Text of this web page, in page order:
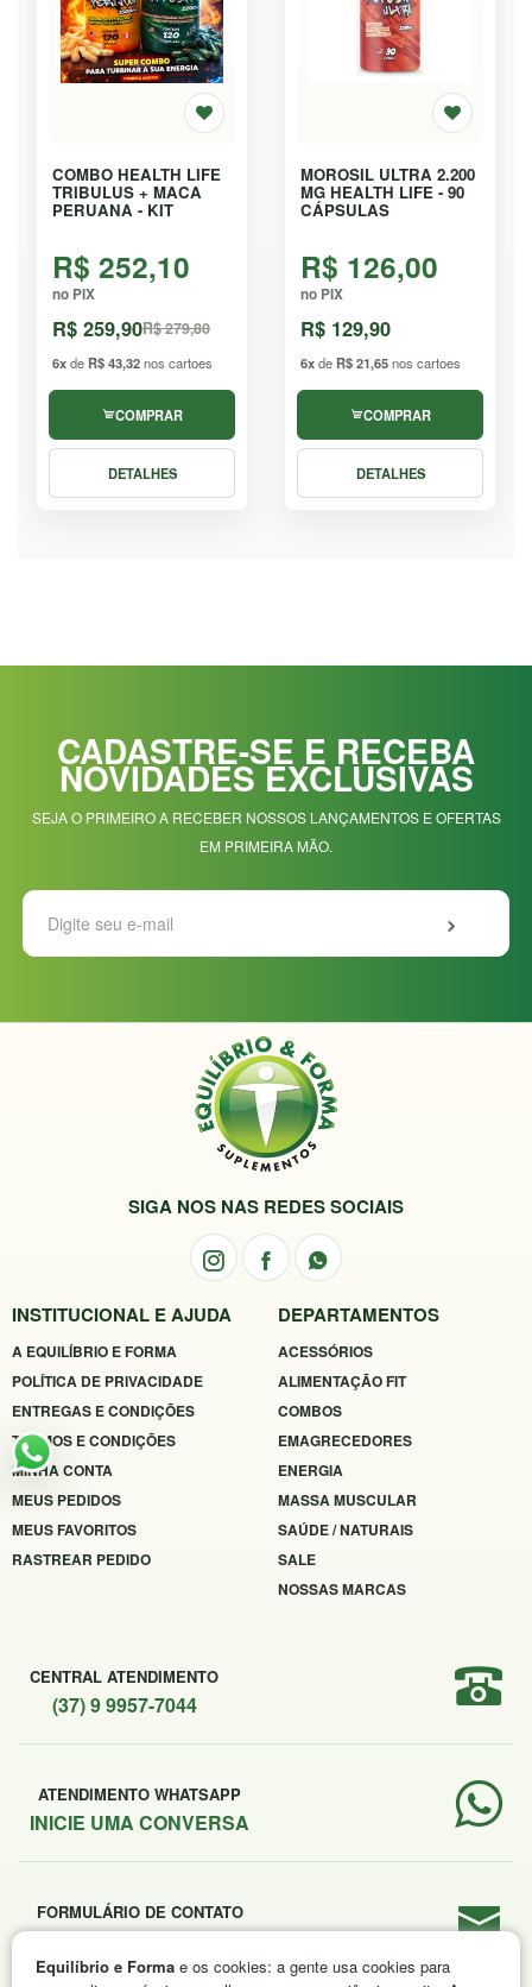
COMBO HEALTH LIFE
TRIBULUS + MACA
PERUANA - KIT
R$ 252,10
no PIX
R$ 259,90R$ 279,80
6xde R$ 43,32nos cartoes
COMPRAR
DETALHES
MOROSIL ULTRA 2.200
MG HEALTH LIFE - 90
CÁPSULAS
R$ 126,00
no PIX
R$ 129,90
6xde R$ 21,65nos cartoes
COMPRAR
DETALHES
CADASTRE-SE E RECEBA
NOVIDADES EXCLUSIVAS
SEJA O PRIMEIRO A RECEBER NOSSOS LANÇAMENTOS E OFERTAS
EM PRIMEIRA MÃO.
SIGA NOS NAS REDES SOCIAIS
INSTITUCIONAL E AJUDA
A EQUILÍBRIO E FORMA
POLÍTICA DE PRIVACIDADE
ENTREGAS E CONDIÇÕES
TERMOS E CONDIÇÕES
MINHA CONTA
MEUS PEDIDOS
MEUS FAVORITOS
RASTREAR PEDIDO
DEPARTAMENTOS
ACESSÓRIOS
ALIMENTAÇÃO FIT
COMBOS
EMAGRECEDORES
ENERGIA
MASSA MUSCULAR
SAÚDE / NATURAIS
SALE
NOSSAS MARCAS
CENTRAL ATENDIMENTO
(37) 9 9957-7044
ATENDIMENTO WHATSAPP
INICIE UMA CONVERSA
FORMULÁRIO DE CONTATO
ENVIE SUA MENSAGEM
Equilíbrio e Forma e os cookies: a gente usa cookies para